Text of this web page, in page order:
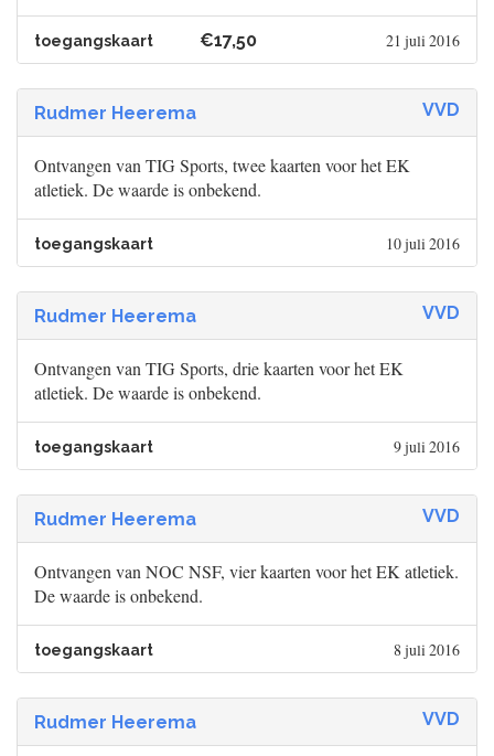
toegangskaart €17,50 21 juli 2016
Rudmer Heerema VVD
Ontvangen van TIG Sports, twee kaarten voor het EK
atletiek. De waarde is onbekend.
toegangskaart 10 juli 2016
Rudmer Heerema VVD
Ontvangen van TIG Sports, drie kaarten voor het EK
atletiek. De waarde is onbekend.
toegangskaart 9 juli 2016
Rudmer Heerema VVD
Ontvangen van NOC NSF, vier kaarten voor het EK atletiek.
De waarde is onbekend.
toegangskaart 8 juli 2016
Rudmer Heerema VVD